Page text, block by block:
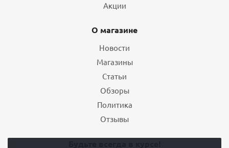
Акции
О магазине
Новости
Магазины
Статьи
Обзоры
Политика
Отзывы